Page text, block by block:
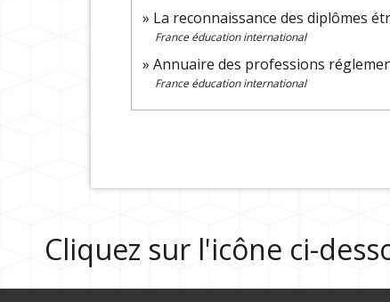
La reconnaissance des diplômes
France éducation international
Annuaire des professions
France éducation international
Cliquez sur l'icône ci-